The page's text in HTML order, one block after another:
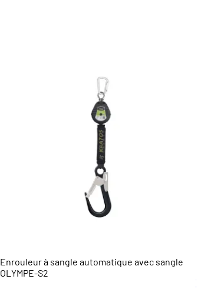
Enrouleur à sangle automatique avec sangle
OLYMPE-S2